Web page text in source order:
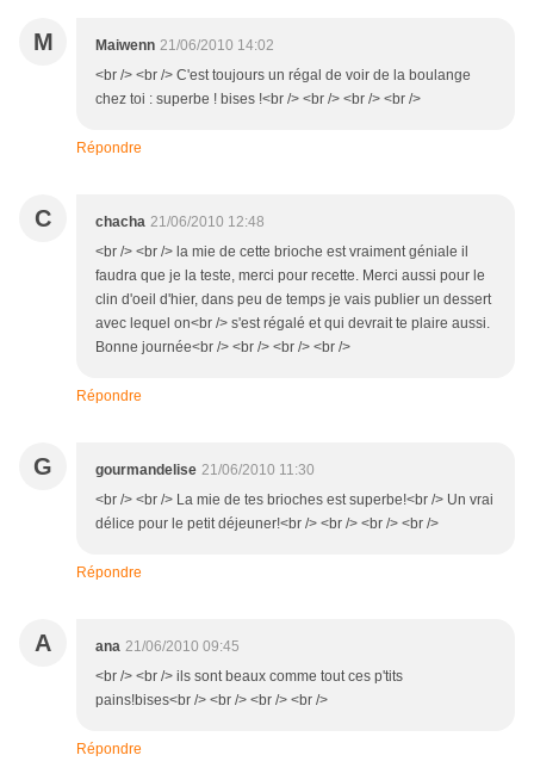
M Maiwenn 21/06/2010 14:02
<br /> <br /> C'est toujours un régal de voir de la boulange
chez toi : superbe ! bises !<br /> <br /> <br /> <br />
Répondre
C chacha 21/06/2010 12:48
<br /> <br /> la mie de cette brioche est vraiment géniale il
faudra que je la teste, merci pour recette. Merci aussi pour le
clin d'oeil d'hier, dans peu de temps je vais publier un dessert
avec lequel on<br /> s'est régalé et qui devrait te plaire aussi.
Bonne journée<br /> <br /> <br /> <br />
Répondre
G gourmandelise 21/06/2010 11:30
<br /> <br /> La mie de tes brioches est superbe!<br /> Un vrai
délice pour le petit déjeuner!<br /> <br /> <br /> <br />
Répondre
A ana 21/06/2010 09:45
<br /> <br /> ils sont beaux comme tout ces p'tits
pains!bises<br /> <br /> <br /> <br />
Répondre